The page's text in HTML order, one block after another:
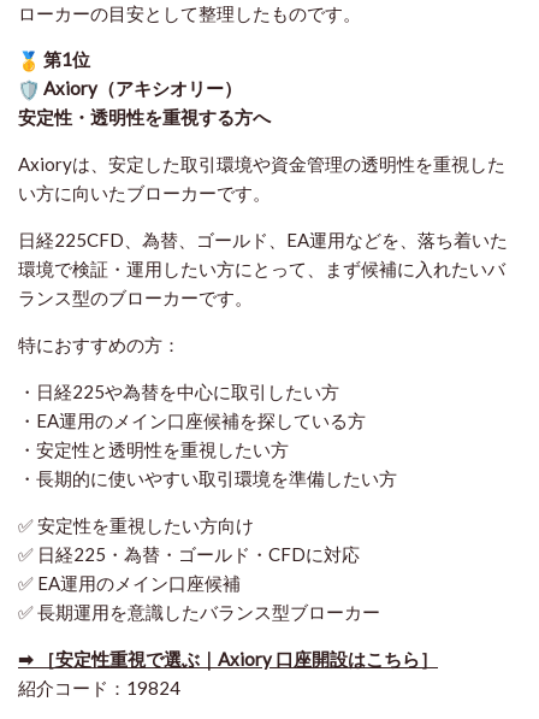
ローカーの目安として整理したものです。
第1位
Axiory（アキシオリー）
安定性・透明性を重視する方へ
Axioryは、安定した取引環境や資金管理の透明性を重視した
い方に向いたブローカーです。
日経225CFD、為替、ゴールド、EA運用などを、落ち着いた
環境で検証・運用したい方にとって、まず候補に入れたいバ
ランス型のブローカーです。
特におすすめの方：
・日経225や為替を中心に取引したい方
・EA運用のメイン口座候補を探している方
・安定性と透明性を重視したい方
・長期的に使いやすい取引環境を準備したい方
✅ 安定性を重視したい方向け
✅ 日経225・為替・ゴールド・CFDに対応
✅ EA運用のメイン口座候補
✅ 長期運用を意識したバランス型ブローカー
➡ ［安定性重視で選ぶ｜Axiory 口座開設はこちら］
紹介コード：19824